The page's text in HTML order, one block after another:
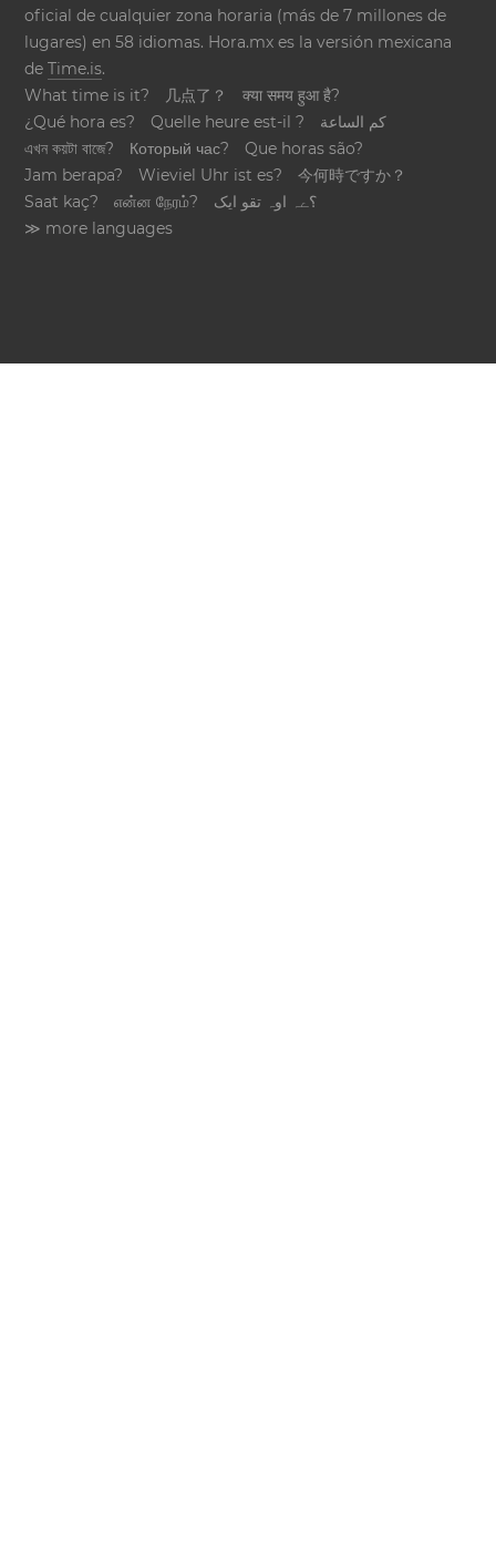
oficial de cualquier zona horaria (más de 7 millones de
lugares) en 58 idiomas. Hora.mx es la versión mexicana
deTime.is.
What time is it?
几点了？
क्या समय हुआ है?
¿Qué hora es?
Quelle heure est-il ?
كم الساعة
এখন কয়টা বাজে?
Который час?
Que horas são?
Jam berapa?
Wieviel Uhr ist es?
今何時ですか？
Saat kaç?
என்ன நேரம்?
؟ےہ اوہ تقو ایک
≫ more languages